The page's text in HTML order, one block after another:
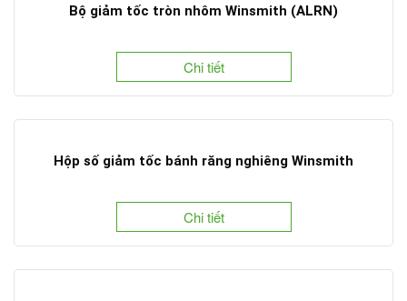
Bộ giảm tốc tròn nhôm Winsmith (ALRN)
Chi tiết
Hộp số giảm tốc bánh răng nghiêng Winsmith
Chi tiết